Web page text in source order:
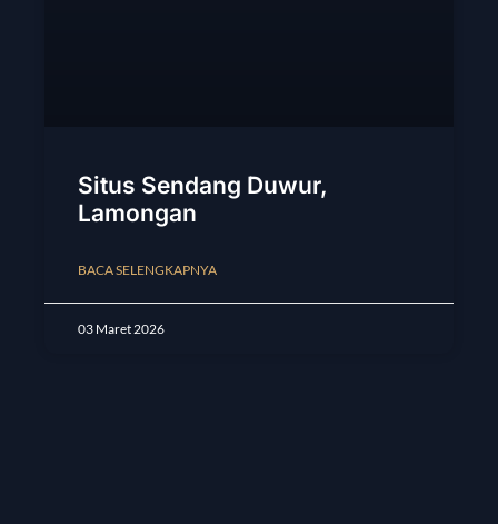
Situs Sendang Duwur,
Lamongan
BACA SELENGKAPNYA
03 Maret 2026